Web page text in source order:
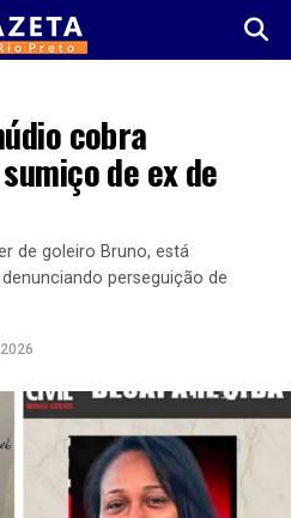
cobra
de ex de
de goleiro Bruno, está
perseguição de